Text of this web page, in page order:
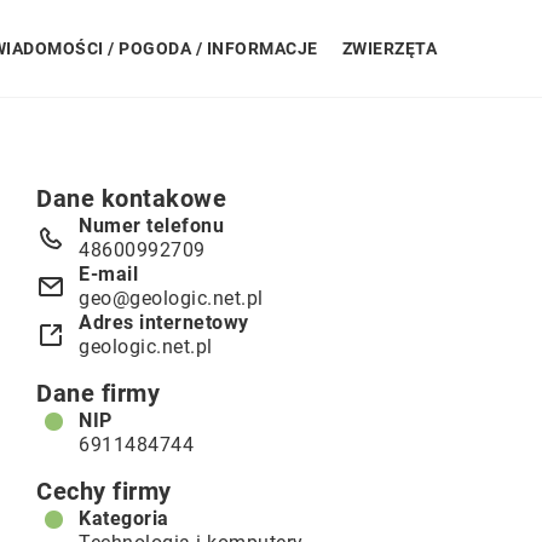
/ POGODA / INFORMACJE ZWIERZĘTA
Dane kontakowe
Numer telefonu
48600992709
E-mail
geo@geologic.net.pl
Adres internetowy
geologic.net.pl
Dane firmy
NIP
6911484744
Cechy firmy
Kategoria